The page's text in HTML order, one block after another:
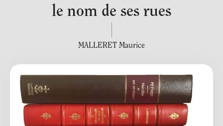
le nom de ses rues
MALLERET Maurice